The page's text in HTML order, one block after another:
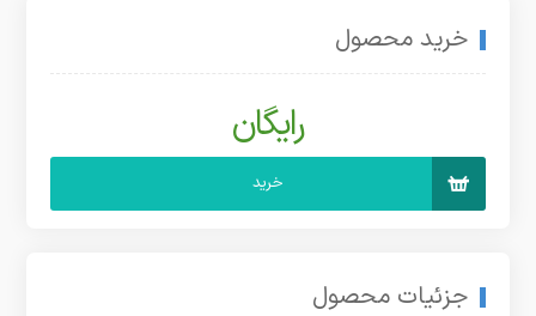
خرید محصول
رایگان
خرید
جزئیات محصول